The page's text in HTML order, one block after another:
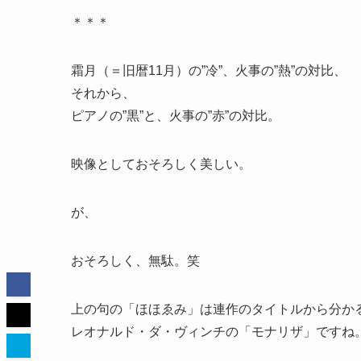
＊＊＊
霜月（＝旧暦11月）の”冷”、火事の”熱”の対比、
それから、
ピアノの”黒”と、火事の”赤”の対比。
映像としておそろしく美しい。
が、
おそろしく、無駄。笑
上の句の「ほほゑみ」は連作のタイトルから分か
レオナルド・ダ・ヴィンチの「モナリザ」ですね。